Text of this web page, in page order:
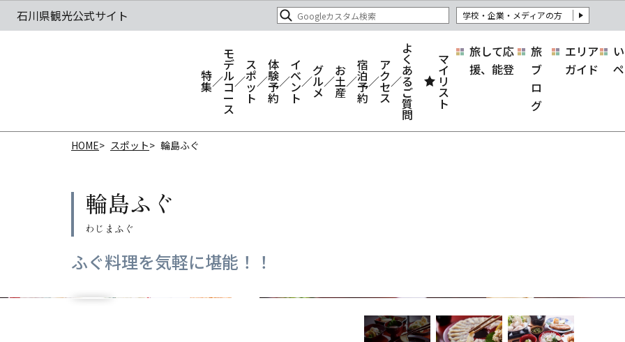
学校・企業・メディアの方
特
集
モ
デ
ル
コ
ー
ス
ス
ポ
ッ
ト
体
験
予
約
イ
ベ
ン
ト
グ
ル
メ
お
土
産
宿
泊
予
約
ア
ク
セ
ス
よ
く
あ
る
ご
質
問
マ
イ
リ
ス
ト
旅して応
援、能登
旅
ブ
ロ
グ
エリア
ガイド
HOME スポット 輪島ふぐ
輪島ふぐ
ふぐ料理を気軽に堪能！！